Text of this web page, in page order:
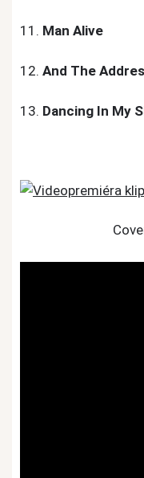
11. Man Alive
12. And The
13. Dancing In My